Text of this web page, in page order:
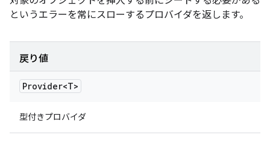
というエラーを常にスローするプロバイダを返します。
戻り値
Provider<T>
型付きプロバイダ